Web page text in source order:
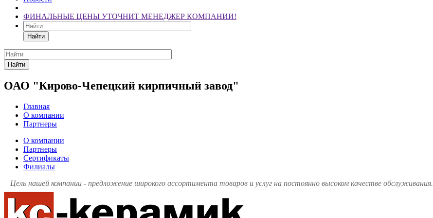
ФИНАЛЬНЫЕ ЦЕНЫ УТОЧНИТ МЕНЕДЖЕР КОМПАНИИ!
Найти
Найти
ОАО "Кирово-Чепецкий кирпичный завод"
Главная
О компании
Партнеры
О компании
Партнеры
Сертификаты
Филиалы
Цель нашей компании - предложение широкого ассортимента товаров и услуг на постоянно высоком качестве обслуживания.